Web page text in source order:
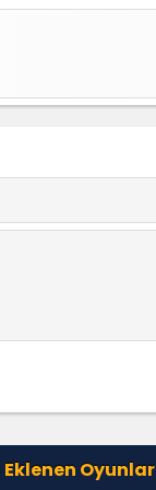
ama bu oyına
Eklenen Oyunlar